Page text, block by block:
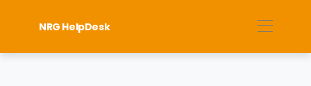
NRG HelpDesk